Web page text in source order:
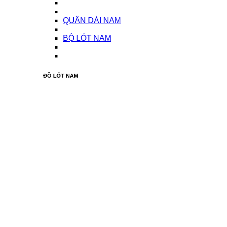
QUẦN DÀI NAM
BỘ LÓT NAM
ĐỒ LÓT NAM